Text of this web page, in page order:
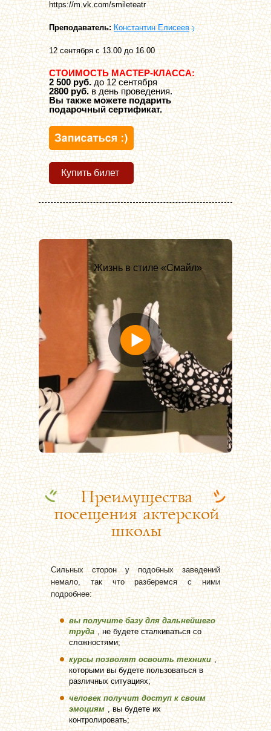
https://m.vk.com/smileteatr
Преподаватель: Константин Елисеев
12 сентября с 13.00 до 16.00
СТОИМОСТЬ МАСТЕР-КЛАССА:
2 500 руб.до 12 сентября
2800 руб.в день проведения.
Вы также можете подарить
подарочный сертификат.
Купить билет
Жизнь в стиле «Смайл»
Преимущества
посещения актерской
школы
Сильных сторон у подобных заведений
немало, так что разберемся с ними
подробнее:
вы получите базу для дальнейшего
труда , не будете сталкиваться со
сложностями;
курсы позволят освоить техники ,
которыми вы будете пользоваться в
различных ситуациях;
человек получит доступ к своим
эмоциям , вы будете их
контролировать;